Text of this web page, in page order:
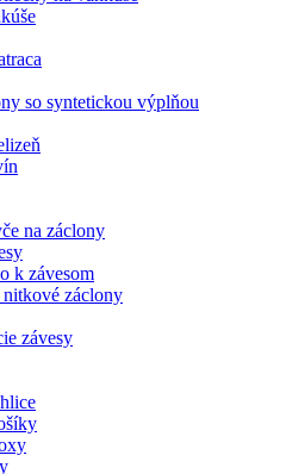
so syntetickou výplňou
na záclony
k závesom
nitkové záclony
závesy